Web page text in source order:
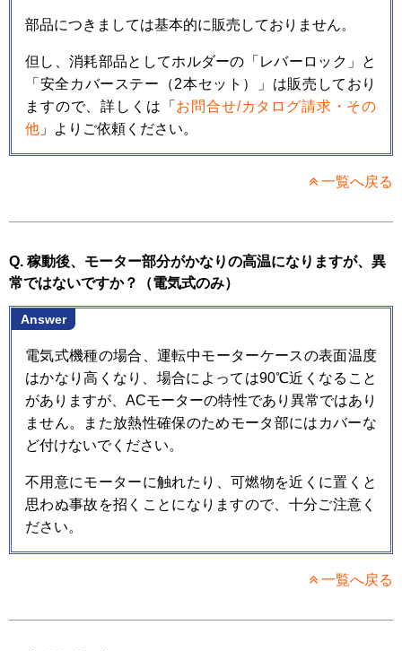
部品につきましては基本的に販売しておりません。
但し、消耗部品としてホルダーの「レバーロック」と
「安全カバーステー（2本セット）」は販売しており
ますので、詳しくは「 お問合せ/カタログ請求・その
他 」よりご依頼ください。
一覧へ戻る
Q. 稼動後、モーター部分がかなりの高温になりますが、異
常ではないですか？（電気式のみ）
Answer
電気式機種の場合、運転中モーターケースの表面温度
はかなり高くなり、場合によっては90℃近くなること
がありますが、ACモーターの特性であり異常ではあり
ません。また放熱性確保のためモータ部にはカバーな
ど付けないでください。
不用意にモーターに触れたり、可燃物を近くに置くと
思わぬ事故を招くことになりますので、十分ご注意く
ださい。
一覧へ戻る